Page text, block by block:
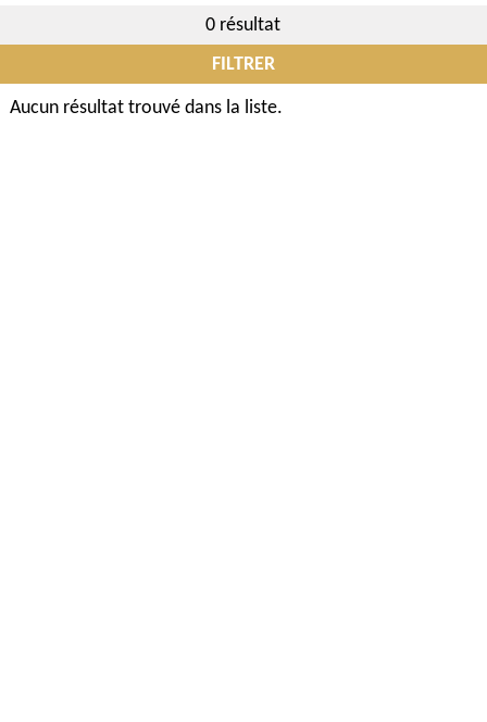
0 résultat
FILTRER
Aucun résultat trouvé dans la liste.